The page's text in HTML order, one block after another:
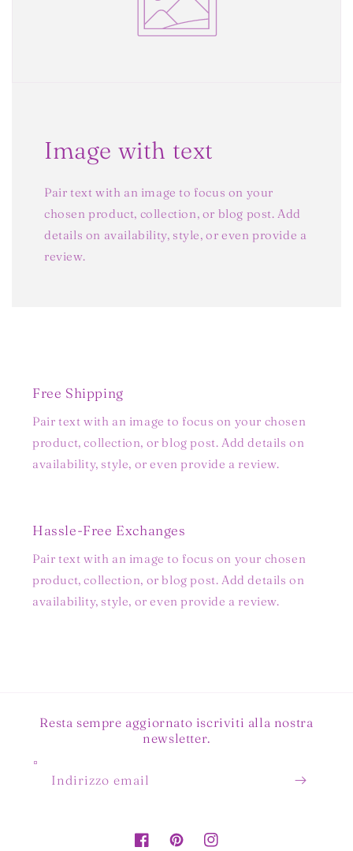
Image with text
Pair text with an image to focus on your
chosen product, collection, or blog post. Add
details on availability, style, or even provide a
review.
Free Shipping
Pair text with an image to focus on your chosen
product, collection, or blog post. Add details on
availability, style, or even provide a review.
Hassle-Free Exchanges
Pair text with an image to focus on your chosen
product, collection, or blog post. Add details on
availability, style, or even provide a review.
Resta sempre aggiornato iscriviti alla nostra
newsletter.
Indirizzo email